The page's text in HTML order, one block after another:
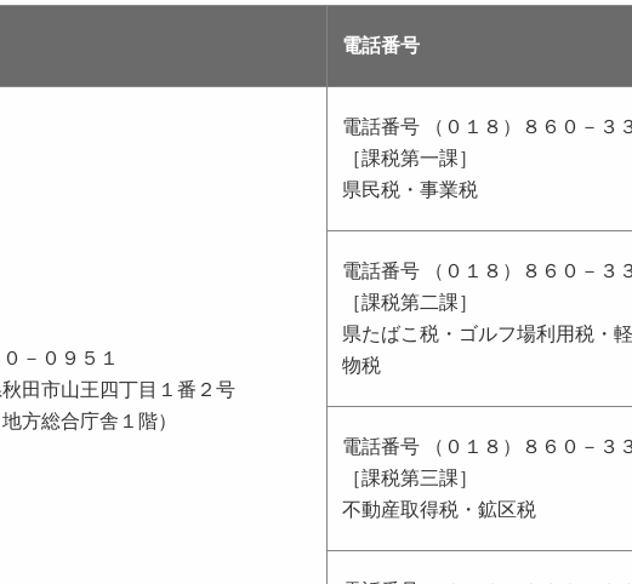
電話番号
－０９５１
田市山王四丁目１番２号
地方総合庁舎１階）
電話番号 （０１８）８６０－３
［課税第一課］
県民税・事業税
電話番号 （０１８）８６０－３
［課税第二課］
県たばこ税・ゴルフ場利用税・
物税
電話番号 （０１８）８６０－３
［課税第三課］
不動産取得税・鉱区税